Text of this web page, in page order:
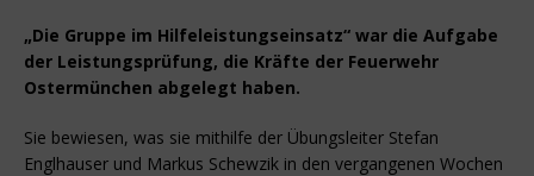
„Die Gruppe im Hilfeleistungseinsatz“ war die Aufgabe
der Leistungsprüfung, die Kräfte der Feuerwehr
Ostermünchen abgelegt haben.
Sie bewiesen, was sie mithilfe der Übungsleiter Stefan
Englhauser und Markus Schewzik in den vergangenen Wochen